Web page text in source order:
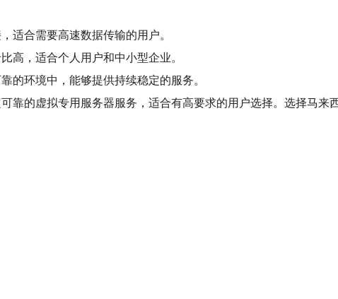
适合需要高速数据传输的用户。
高，适合个人用户和中小型企业。
的环境中，能够提供持续稳定的服务。
靠的虚拟专用服务器服务，适合有高要求的用户选择。选择马